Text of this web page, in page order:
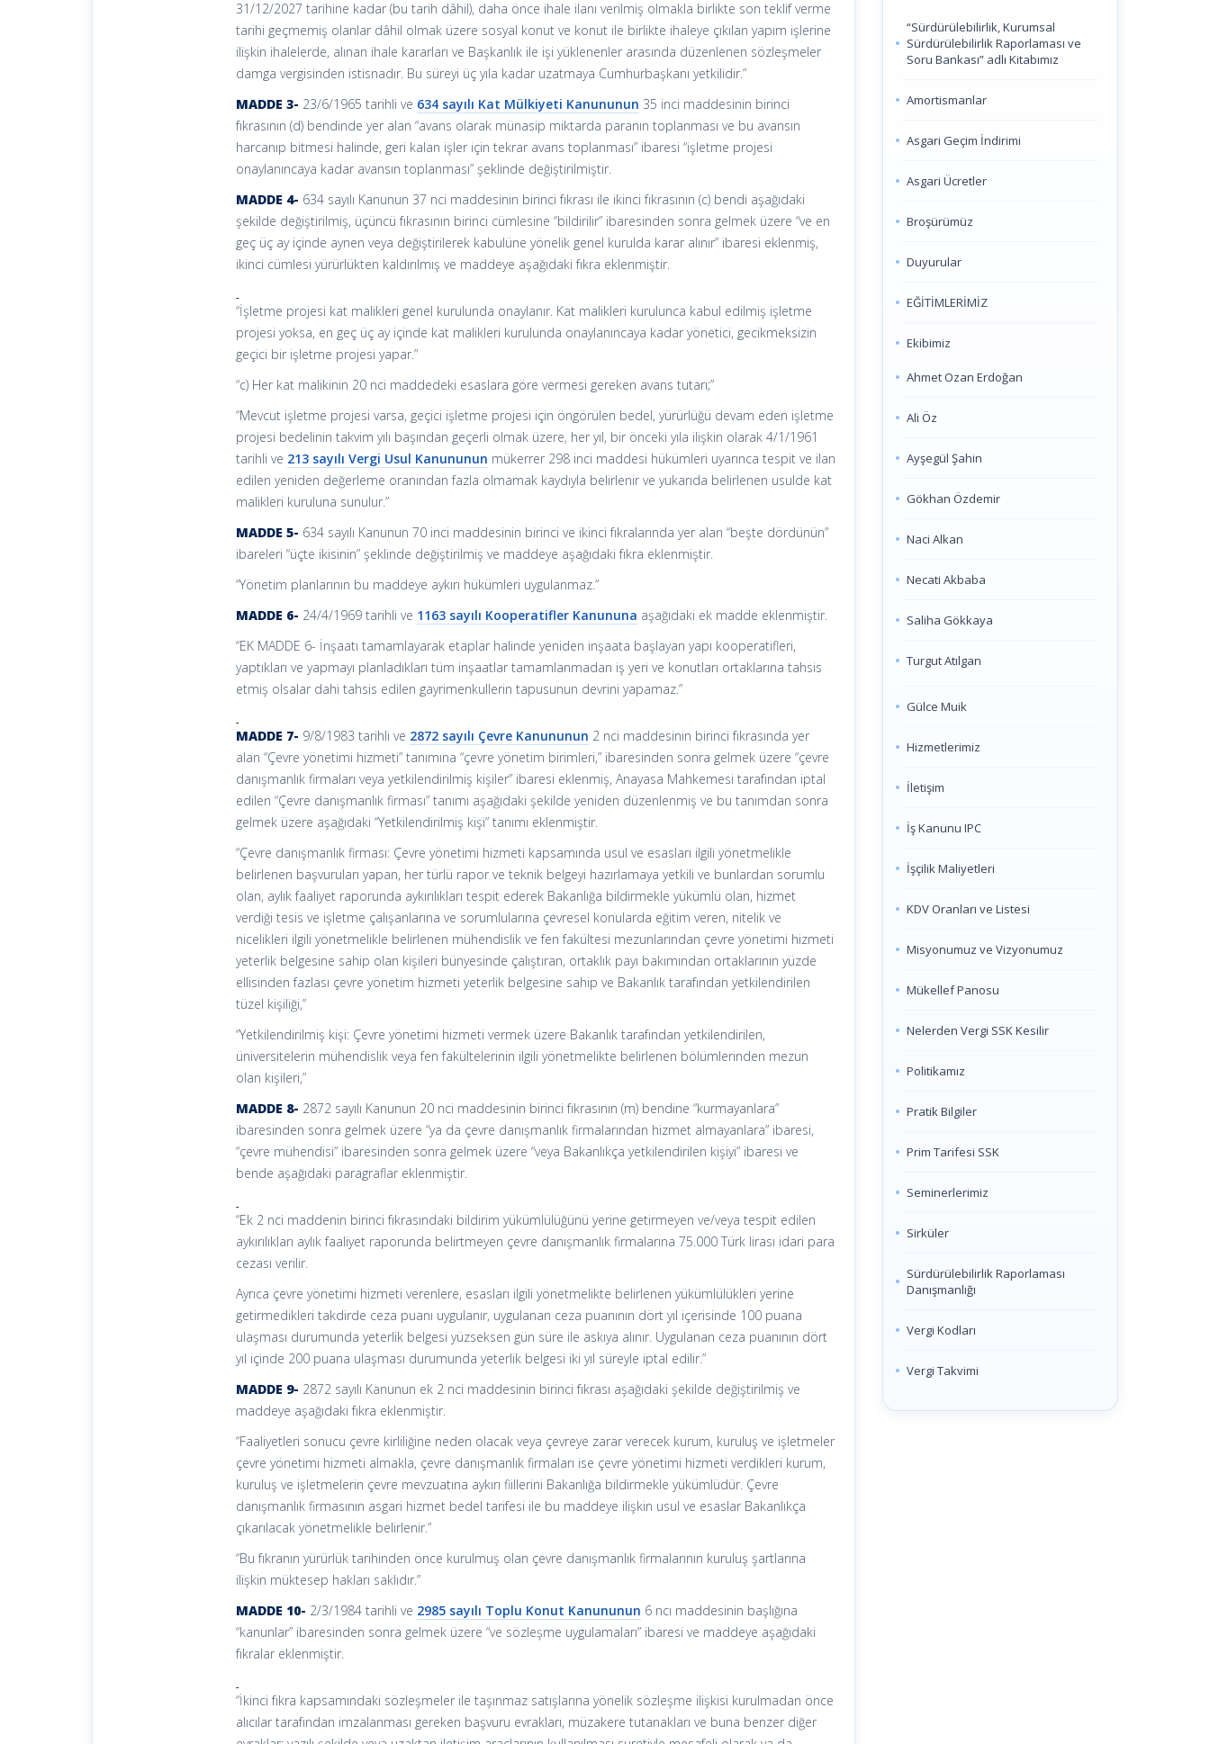
31/12/2027 tarihine kadar (bu tarih dâhil), daha önce ihale ilanı verilmiş olmakla birlikte son teklif verme
tarihi geçmemiş olanlar dâhil olmak üzere sosyal konut ve konut ile birlikte ihaleye çıkılan yapım işlerine
ilişkin ihalelerde, alınan ihale kararları ve Başkanlık ile işi yüklenenler arasında düzenlenen sözleşmeler
damga vergisinden istisnadır. Bu süreyi üç yıla kadar uzatmaya Cumhurbaşkanı yetkilidir.”
MADDE 3- 23/6/1965 tarihli ve 634 sayılı Kat Mülkiyeti Kanununun 35 inci maddesinin birinci
fıkrasının (d) bendinde yer alan “avans olarak münasip miktarda paranın toplanması ve bu avansın
harcanıp bitmesi halinde, geri kalan işler için tekrar avans toplanması” ibaresi “işletme projesi
onaylanıncaya kadar avansın toplanması” şeklinde değiştirilmiştir.
MADDE 4- 634 sayılı Kanunun 37 nci maddesinin birinci fıkrası ile ikinci fıkrasının (c) bendi aşağıdaki
şekilde değiştirilmiş, üçüncü fıkrasının birinci cümlesine “bildirilir” ibaresinden sonra gelmek üzere “ve en
geç üç ay içinde aynen veya değiştirilerek kabulüne yönelik genel kurulda karar alınır” ibaresi eklenmiş,
ikinci cümlesi yürürlükten kaldırılmış ve maddeye aşağıdaki fıkra eklenmiştir.
“İşletme projesi kat malikleri genel kurulunda onaylanır. Kat malikleri kurulunca kabul edilmiş işletme
projesi yoksa, en geç üç ay içinde kat malikleri kurulunda onaylanıncaya kadar yönetici, gecikmeksizin
geçici bir işletme projesi yapar.”
“c) Her kat malikinin 20 nci maddedeki esaslara göre vermesi gereken avans tutarı;”
“Mevcut işletme projesi varsa, geçici işletme projesi için öngörülen bedel, yürürlüğü devam eden işletme
projesi bedelinin takvim yılı başından geçerli olmak üzere, her yıl, bir önceki yıla ilişkin olarak 4/1/1961
tarihli ve 213 sayılı Vergi Usul Kanununun mükerrer 298 inci maddesi hükümleri uyarınca tespit ve ilan
edilen yeniden değerleme oranından fazla olmamak kaydıyla belirlenir ve yukarıda belirlenen usulde kat
malikleri kuruluna sunulur.”
MADDE 5- 634 sayılı Kanunun 70 inci maddesinin birinci ve ikinci fıkralarında yer alan “beşte dördünün”
ibareleri “üçte ikisinin” şeklinde değiştirilmiş ve maddeye aşağıdaki fıkra eklenmiştir.
“Yönetim planlarının bu maddeye aykırı hükümleri uygulanmaz.”
MADDE 6- 24/4/1969 tarihli ve 1163 sayılı Kooperatifler Kanununa aşağıdaki ek madde eklenmiştir.
“EK MADDE 6- İnşaatı tamamlayarak etaplar halinde yeniden inşaata başlayan yapı kooperatifleri,
yaptıkları ve yapmayı planladıkları tüm inşaatlar tamamlanmadan iş yeri ve konutları ortaklarına tahsis
etmiş olsalar dahi tahsis edilen gayrimenkullerin tapusunun devrini yapamaz.”
MADDE 7- 9/8/1983 tarihli ve 2872 sayılı Çevre Kanununun 2 nci maddesinin birinci fıkrasında yer
alan “Çevre yönetimi hizmeti” tanımına “çevre yönetim birimleri,” ibaresinden sonra gelmek üzere “çevre
danışmanlık firmaları veya yetkilendirilmiş kişiler” ibaresi eklenmiş, Anayasa Mahkemesi tarafından iptal
edilen “Çevre danışmanlık firması” tanımı aşağıdaki şekilde yeniden düzenlenmiş ve bu tanımdan sonra
gelmek üzere aşağıdaki “Yetkilendirilmiş kişi” tanımı eklenmiştir.
“Çevre danışmanlık firması: Çevre yönetimi hizmeti kapsamında usul ve esasları ilgili yönetmelikle
belirlenen başvuruları yapan, her türlü rapor ve teknik belgeyi hazırlamaya yetkili ve bunlardan sorumlu
olan, aylık faaliyet raporunda aykırılıkları tespit ederek Bakanlığa bildirmekle yükümlü olan, hizmet
verdiği tesis ve işletme çalışanlarına ve sorumlularına çevresel konularda eğitim veren, nitelik ve
nicelikleri ilgili yönetmelikle belirlenen mühendislik ve fen fakültesi mezunlarından çevre yönetimi hizmeti
yeterlik belgesine sahip olan kişileri bünyesinde çalıştıran, ortaklık payı bakımından ortaklarının yüzde
ellisinden fazlası çevre yönetim hizmeti yeterlik belgesine sahip ve Bakanlık tarafından yetkilendirilen
tüzel kişiliği,”
“Yetkilendirilmiş kişi: Çevre yönetimi hizmeti vermek üzere Bakanlık tarafından yetkilendirilen,
üniversitelerin mühendislik veya fen fakültelerinin ilgili yönetmelikte belirlenen bölümlerinden mezun
olan kişileri,”
MADDE 8- 2872 sayılı Kanunun 20 nci maddesinin birinci fıkrasının (m) bendine “kurmayanlara”
ibaresinden sonra gelmek üzere “ya da çevre danışmanlık firmalarından hizmet almayanlara” ibaresi,
“çevre mühendisi” ibaresinden sonra gelmek üzere “veya Bakanlıkça yetkilendirilen kişiyi” ibaresi ve
bende aşağıdaki paragraflar eklenmiştir.
“Ek 2 nci maddenin birinci fıkrasındaki bildirim yükümlülüğünü yerine getirmeyen ve/veya tespit edilen
aykırılıkları aylık faaliyet raporunda belirtmeyen çevre danışmanlık firmalarına 75.000 Türk lirası idari para
cezası verilir.
Ayrıca çevre yönetimi hizmeti verenlere, esasları ilgili yönetmelikte belirlenen yükümlülükleri yerine
getirmedikleri takdirde ceza puanı uygulanır, uygulanan ceza puanının dört yıl içerisinde 100 puana
ulaşması durumunda yeterlik belgesi yüzseksen gün süre ile askıya alınır. Uygulanan ceza puanının dört
yıl içinde 200 puana ulaşması durumunda yeterlik belgesi iki yıl süreyle iptal edilir.”
MADDE 9- 2872 sayılı Kanunun ek 2 nci maddesinin birinci fıkrası aşağıdaki şekilde değiştirilmiş ve
maddeye aşağıdaki fıkra eklenmiştir.
“Faaliyetleri sonucu çevre kirliliğine neden olacak veya çevreye zarar verecek kurum, kuruluş ve işletmeler
çevre yönetimi hizmeti almakla, çevre danışmanlık firmaları ise çevre yönetimi hizmeti verdikleri kurum,
kuruluş ve işletmelerin çevre mevzuatına aykırı fiillerini Bakanlığa bildirmekle yükümlüdür. Çevre
danışmanlık firmasının asgari hizmet bedel tarifesi ile bu maddeye ilişkin usul ve esaslar Bakanlıkça
çıkarılacak yönetmelikle belirlenir.”
“Bu fıkranın yürürlük tarihinden önce kurulmuş olan çevre danışmanlık firmalarının kuruluş şartlarına
ilişkin müktesep hakları saklıdır.”
MADDE 10- 2/3/1984 tarihli ve 2985 sayılı Toplu Konut Kanununun 6 ncı maddesinin başlığına
“kanunlar” ibaresinden sonra gelmek üzere “ve sözleşme uygulamaları” ibaresi ve maddeye aşağıdaki
fıkralar eklenmiştir.
“İkinci fıkra kapsamındaki sözleşmeler ile taşınmaz satışlarına yönelik sözleşme ilişkisi kurulmadan önce
alıcılar tarafından imzalanması gereken başvuru evrakları, müzakere tutanakları ve buna benzer diğer
“Sürdürülebilirlik, Kurumsal
Sürdürülebilirlik Raporlaması ve
Soru Bankası” adlı Kitabımız
Amortismanlar
Asgari Geçim İndirimi
Asgari Ücretler
Broşürümüz
Duyurular
EĞİTİMLERİMİZ
Ekibimiz
Ahmet Ozan Erdoğan
Ali Öz
Ayşegül Şahin
Gökhan Özdemir
Naci Alkan
Necati Akbaba
Saliha Gökkaya
Turgut Atılgan
Gülce Muik
Hizmetlerimiz
İletişim
İş Kanunu IPC
İşçilik Maliyetleri
KDV Oranları ve Listesi
Misyonumuz ve Vizyonumuz
Mükellef Panosu
Nelerden Vergi SSK Kesilir
Politikamız
Pratik Bilgiler
Prim Tarifesi SSK
Seminerlerimiz
Sirküler
Sürdürülebilirlik Raporlaması
Danışmanlığı
Vergi Kodları
Vergi Takvimi